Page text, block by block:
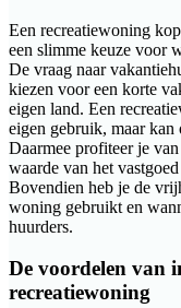
Een recreatiewoning
een slimme keuze voor
De vraag naar
kiezen voor een korte
eigen land. Een
eigen gebruik, maar
Daarmee profiteer je
waarde van het
Bovendien heb je de
woning gebruikt en
huurders.
De voordelen van
recreatiewoning